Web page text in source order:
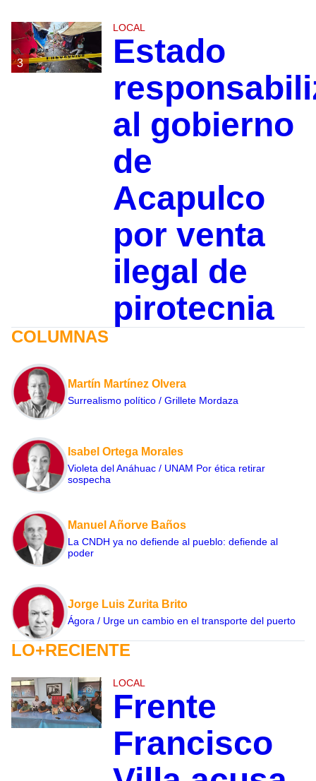
3
LOCAL
Estado
al gobierno
de
Acapulco
por venta
ilegal de
pirotecnia
COLUMNAS
Martín Martínez Olvera
Surrealismo político / Grillete Mordaza
Isabel Ortega Morales
Violeta del Anáhuac / UNAM Por ética retirar
sospecha
Manuel Añorve Baños
La CNDH ya no defiende al pueblo: defiende al
poder
Jorge Luis Zurita Brito
Ágora / Urge un cambio en el transporte del puerto
LO+RECIENTE
LOCAL
Frente
Francisco